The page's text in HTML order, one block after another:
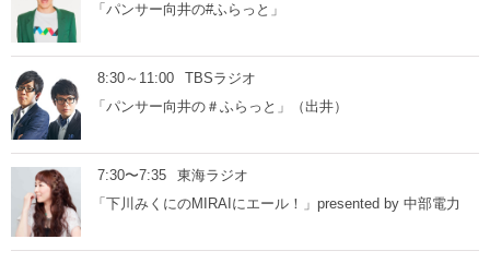
「パンサー向井の#ふらっと」
8:30～11:00
TBSラジオ
「パンサー向井の＃ふらっと」（出井）
7:30〜7:35
東海ラジオ
「下川みくにのMIRAIにエール！」presented by 中部電力